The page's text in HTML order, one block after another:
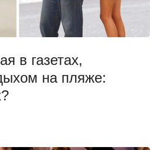
в газетах,
на пляже: